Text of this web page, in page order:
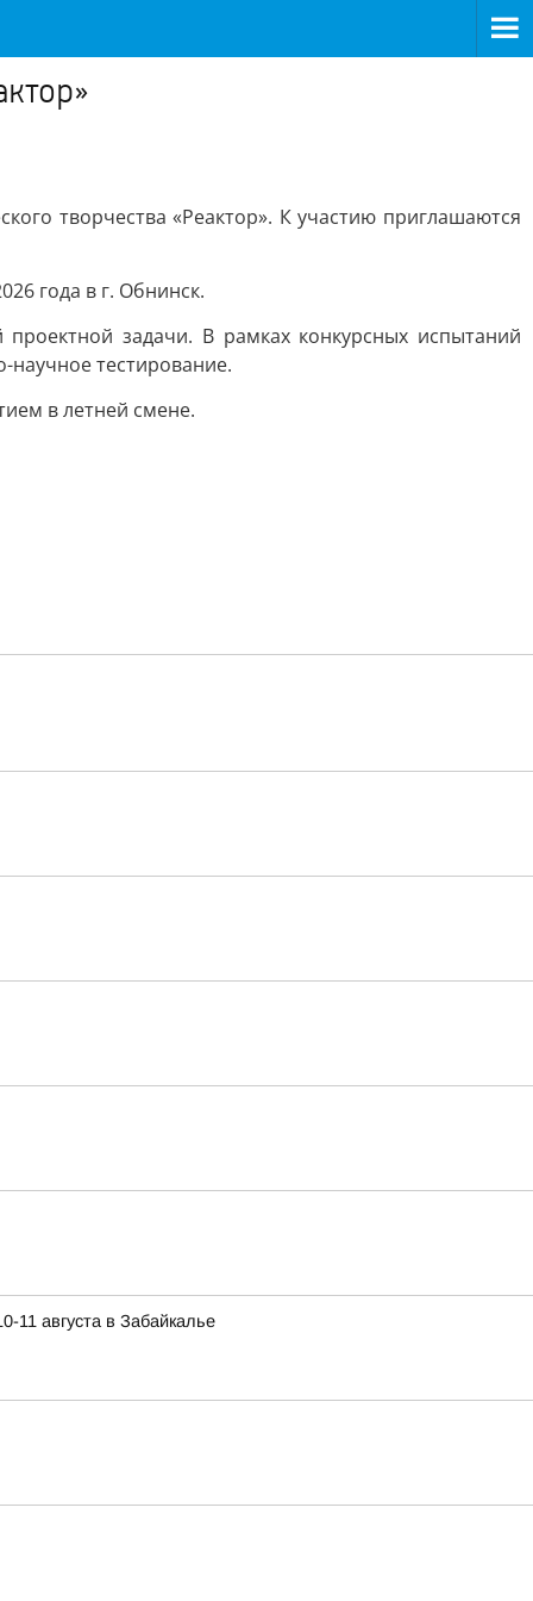
творчества «Реактор». К участию приглашаются
года в г. Обнинск.
задачи. В рамках конкурсных испытаний
тестирование.
в летней смене.
11 августа в Забайкалье